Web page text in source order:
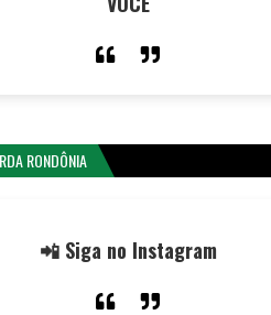
RONDÔNIA
📲 Siga no Instagram